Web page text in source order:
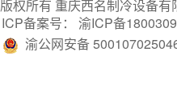
版权所有 重庆西名制冷设备有
ICP备案号： 渝ICP备
渝公网安备